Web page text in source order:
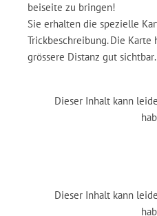
beiseite zu bringen!
Sie erhalten die spezielle
Trickbeschreibung. Die
grössere Distanz gut sichtbar.
Dieser Inhalt kann
Dieser Inhalt kann